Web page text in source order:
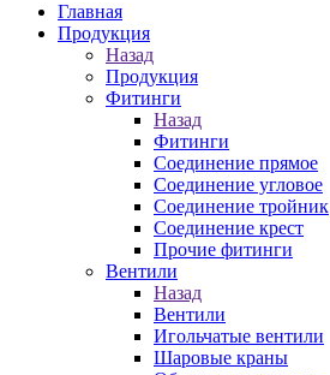
Главная
Продукция
Назад
Продукция
Фитинги
Назад
Фитинги
Соединение прямое
Соединение угловое
Соединение тройник
Соединение крест
Прочие фитинги
Вентили
Назад
Вентили
Игольчатые вентили
Шаровые краны